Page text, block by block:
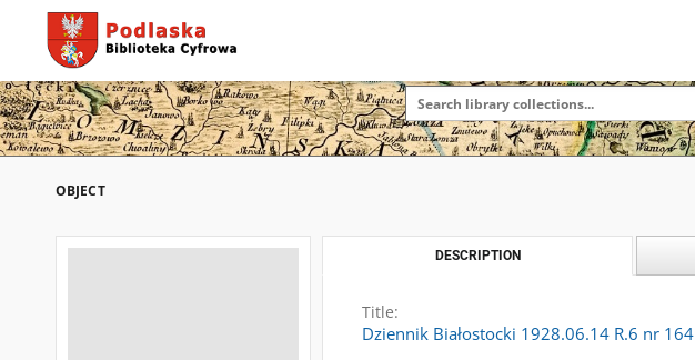
OBJECT
DESCRIPTION
Title:
Dziennik Białostocki 1928.06.14 R.6 nr 164